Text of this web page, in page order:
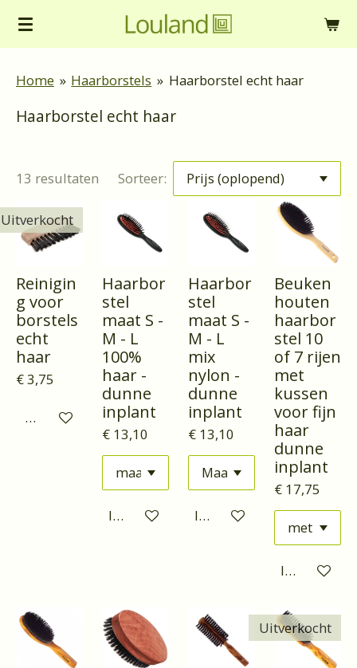
Ga
de
hoofdinhoud
Home » Haarborstels » Haarborstel echt haar
Haarborstel echt haar
13 resultaten Sorteer:
Uitverkocht
Reinigin
g voor
borstels
echt
haar
€ 3,75
Houd mij op de hoogte
Haarbor
stel
maat S -
M - L
100%
haar -
dunne
inplant
€ 13,10
In winkelwagen
Haarbor
stel
maat S -
M - L
mix
nylon -
dunne
inplant
€ 13,10
In winkelwagen
Beuken
houten
haarbor
stel 10
of 7 rijen
met
kussen
voor fijn
haar
dunne
inplant
€ 17,75
In
Uitverkocht